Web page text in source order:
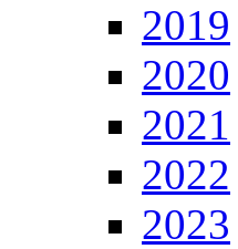
2019
2020
2021
2022
2023